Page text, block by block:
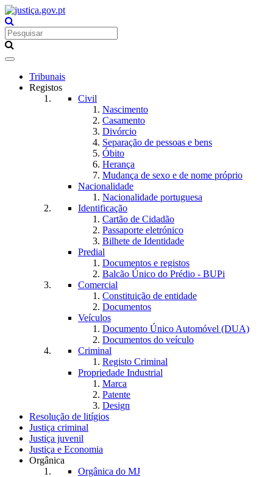
Toggle
navigationTribunais
Registos
Civil
Nascimento
Casamento
Divórcio
Separação de pessoas e bens
Óbito
Herança
Mudança de sexo e de nome próprio
Nacionalidade
Nacionalidade portuguesa
Identificação
Cartão de Cidadão
Passaporte eletrónico
Bilhete de Identidade
Predial
Documentos e registos
Balcão Único do Prédio - BUPi
Comercial
Constituição de entidade
Documentos
Veículos
Documento Único Automóvel (DUA)
Documentos do veículo
Criminal
Registo Criminal
Propriedade Industrial
Marca
Patente
Design
Resolução de litígios
Justiça criminal
Justiça juvenil
Justiça e Economia
Orgânica
Orgânica do MJ